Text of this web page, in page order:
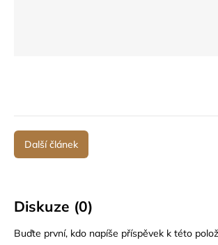
Další článek
Diskuze (0)
Buďte první, kdo napíše příspěvek k této